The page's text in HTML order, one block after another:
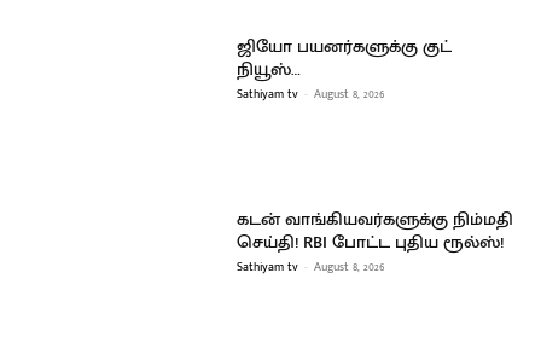
ஜியோ பயனர்களுக்கு குட்
நியூஸ்…
Sathiyam tv - August 8, 2026
கடன் வாங்கியவர்களுக்கு நிம்மதி
செய்தி! RBI போட்ட புதிய ரூல்ஸ்!
Sathiyam tv - August 8, 2026